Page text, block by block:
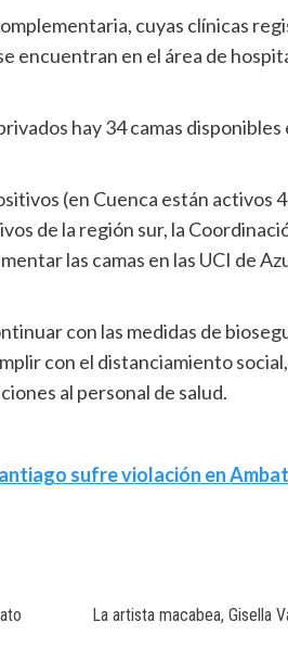
cuyas clínicas
encuentran en el área de
hay 34 camas disponibles
(en Cuenca están activos
de la región sur, la
las camas en las UCI de
con las medidas de
con el distanciamiento
al personal de salud.
sufre violación en
La artista macabea, Gisella